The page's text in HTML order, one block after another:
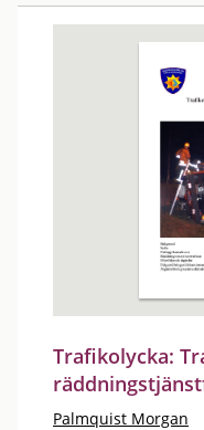
Trafikolycka:
Palmquist Morgan